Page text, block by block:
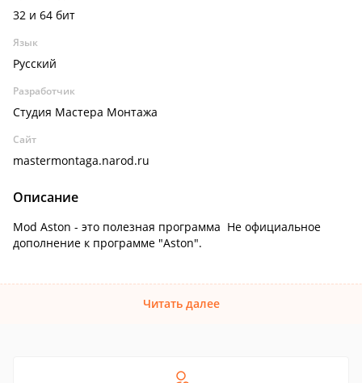
32 и 64 бит
Язык
Русский
Разработчик
Студия Мастера Монтажа
Сайт
mastermontaga.narod.ru
Описание
Mod Aston - это полезная программа Не официальное
дополнение к программе "Aston".
Читать далее